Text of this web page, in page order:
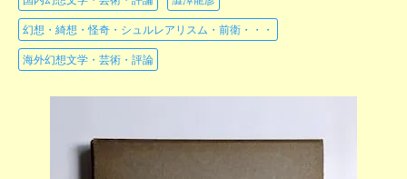
幻想・綺想・怪奇・シュルレアリスム・前衛・・・
海外幻想文学・芸術・評論